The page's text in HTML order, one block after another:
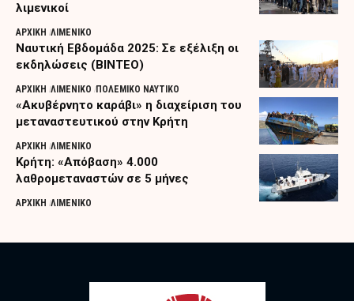
λιμενικοί
ΑΡΧΙΚΗ ΛΙΜΕΝΙΚΟ
Ναυτική Εβδομάδα 2025: Σε εξέλιξη οι
εκδηλώσεις (ΒΙΝΤΕΟ)
ΑΡΧΙΚΗ ΛΙΜΕΝΙΚΟ ΠΟΛΕΜΙΚΟ ΝΑΥΤΙΚΟ
«Ακυβέρνητο καράβι» η διαχείριση του
μεταναστευτικού στην Κρήτη
ΑΡΧΙΚΗ ΛΙΜΕΝΙΚΟ
Κρήτη: «Απόβαση» 4.000
λαθρομεταναστών σε 5 μήνες
ΑΡΧΙΚΗ ΛΙΜΕΝΙΚΟ